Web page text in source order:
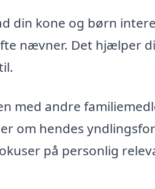
din kone og børn
nævner. Det hjælper
med andre
om hendes
på personlig